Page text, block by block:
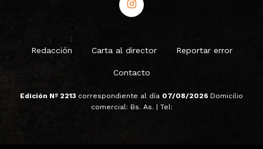
Redacción Carta al director Reportar error
Contacto
Edición Nº 2213 correspondiente al día 07/08/2026 Domicilio
comercial: Bs. As. | Tel: